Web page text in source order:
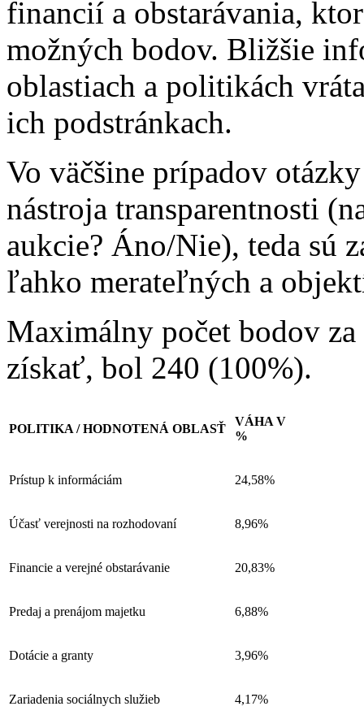
financií a obstarávania,
možných bodov. Bližšie
oblastiach a politikách
ich podstránkach.
Vo väčšine prípadov
nástroja transparentnosti
aukcie? Áno/Nie), teda sú
ľahko merateľných a
Maximálny počet bodov
získať, bol 240 (100%).
POLITIKA / HODNOTENÁ OBLASŤ
VÁHA V
%
Prístup k informáciám 24,58%
Účasť verejnosti na rozhodovaní 8,96%
Financie a verejné obstarávanie 20,83%
Predaj a prenájom majetku 6,88%
Dotácie a granty 3,96%
Zariadenia sociálnych služieb 4,17%